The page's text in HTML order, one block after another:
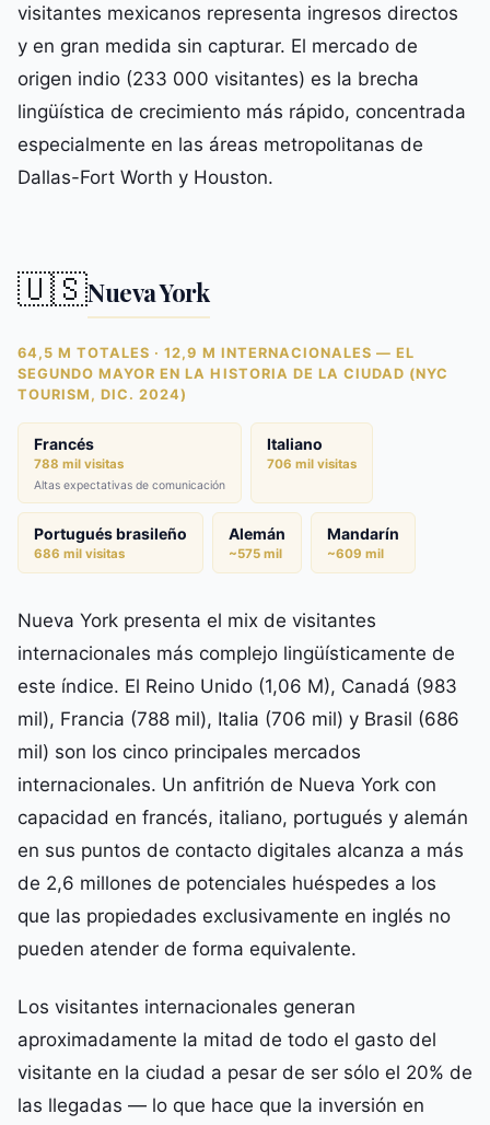
visitantes mexicanos representa ingresos directos
y en gran medida sin capturar. El mercado de
origen indio (233 000 visitantes) es la brecha
lingüística de crecimiento más rápido, concentrada
especialmente en las áreas metropolitanas de
Dallas-Fort Worth y Houston.
🇺🇸Nueva York
64,5 M TOTALES · 12,9 M INTERNACIONALES — EL
SEGUNDO MAYOR EN LA HISTORIA DE LA CIUDAD (NYC
TOURISM, DIC. 2024)
Francés
788 mil visitas
Altas expectativas de comunicación
Italiano
706 mil visitas
Portugués brasileño
686 mil visitas
Alemán
~575 mil
Mandarín
~609 mil
Nueva York presenta el mix de visitantes
internacionales más complejo lingüísticamente de
este índice. El Reino Unido (1,06 M), Canadá (983
mil), Francia (788 mil), Italia (706 mil) y Brasil (686
mil) son los cinco principales mercados
internacionales. Un anfitrión de Nueva York con
capacidad en francés, italiano, portugués y alemán
en sus puntos de contacto digitales alcanza a más
de 2,6 millones de potenciales huéspedes a los
que las propiedades exclusivamente en inglés no
pueden atender de forma equivalente.
Los visitantes internacionales generan
aproximadamente la mitad de todo el gasto del
visitante en la ciudad a pesar de ser sólo el 20% de
las llegadas — lo que hace que la inversión en